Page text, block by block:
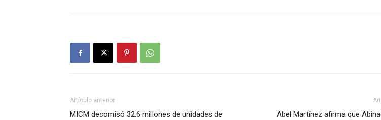
Artículo anterior
MICM decomisó 32.6 millones de unidades de
Abel Martínez afirma que